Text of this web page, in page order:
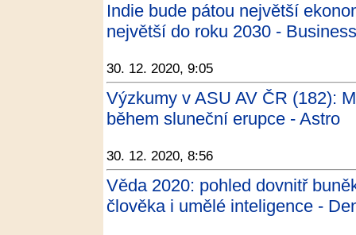
Indie bude pátou největší
největší do roku 2030 -
30. 12. 2020, 9:05
Výzkumy v ASU AV ČR (182):
během sluneční erupce - Astro
30. 12. 2020, 8:56
Věda 2020: pohled dovnitř
člověka i umělé inteligence -